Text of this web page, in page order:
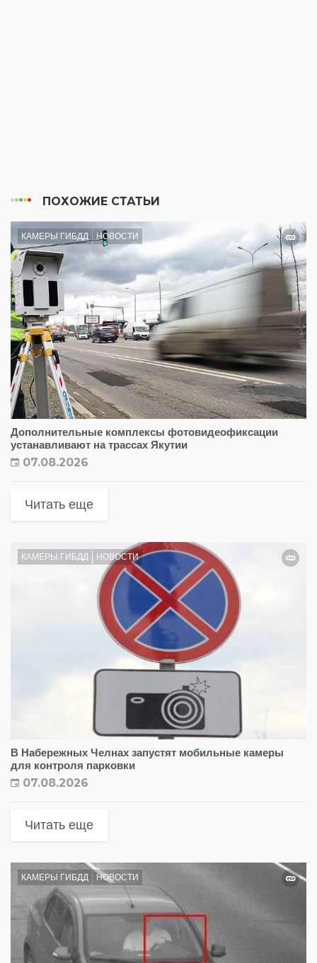
ПОХОЖИЕ СТАТЬИ
КАМЕРЫ ГИБДД НОВОСТИ
Дополнительные комплексы фотовидеофиксации
устанавливают на трассах Якутии
07.08.2026
Читать еще
КАМЕРЫ ГИБДД НОВОСТИ
В Набережных Челнах запустят мобильные камеры
для контроля парковки
07.08.2026
Читать еще
КАМЕРЫ ГИБДД НОВОСТИ